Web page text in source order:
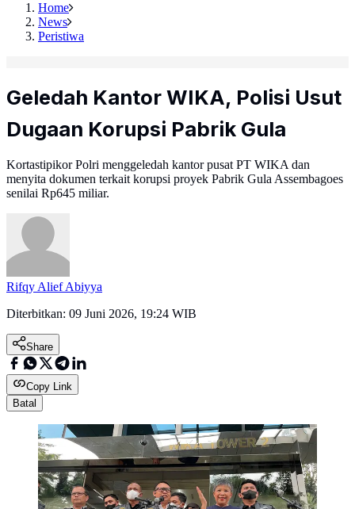
Home
News
Peristiwa
Geledah Kantor WIKA, Polisi Usut
Dugaan Korupsi Pabrik Gula
Kortastipikor Polri menggeledah kantor pusat PT WIKA dan
menyita dokumen terkait korupsi proyek Pabrik Gula Assembagoes
senilai Rp645 miliar.
Rifqy Alief Abiyya
Diterbitkan: 09 Juni 2026, 19:24 WIB
Share
Copy Link
Batal